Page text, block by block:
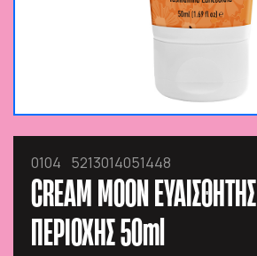
0104 5213014051448
CREAM MOON ΕΥΑΙΣΘΗΤΗΣ
ΠΕΡΙΟΧΗΣ 50ml